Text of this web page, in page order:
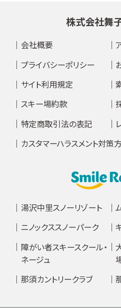
株式会社舞
会社概要
プライバシーポリシー
サイト利用規定
スキー場約款
特定商取引法の表記
カスタマーハラスメント対策
湯沢中里スノーリゾート
ニノックススノーパーク
障がい者スキースクール・
ネージュ
那須カントリークラブ